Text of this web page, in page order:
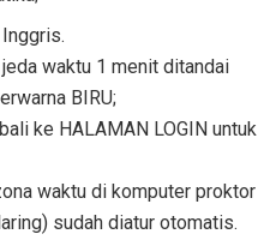
waktu 1 menit ditandai
BIRU;
ke HALAMAN LOGIN untuk
waktu di komputer proktor
sudah diatur otomatis.